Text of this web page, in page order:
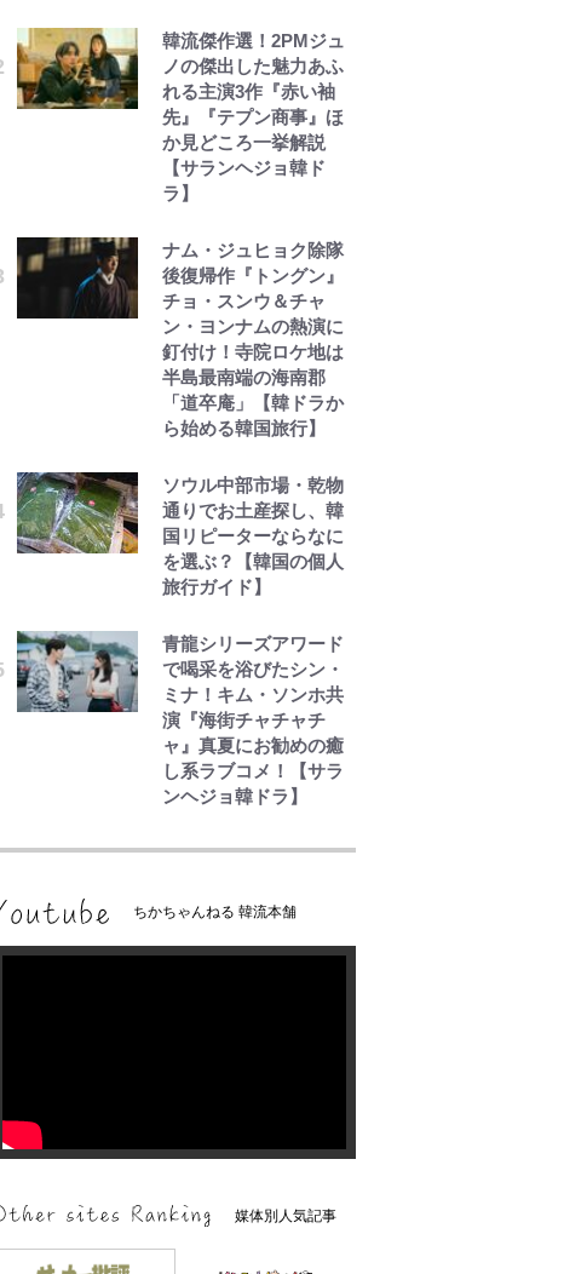
韓流傑作選！2PMジュ
ノの傑出した魅力あふ
れる主演3作『赤い袖
先』『テプン商事』ほ
か見どころ一挙解説
【サランヘジョ韓ド
ラ】
ナム・ジュヒョク除隊
後復帰作『トングン』
チョ・スンウ＆チャ
ン・ヨンナムの熱演に
釘付け！寺院ロケ地は
半島最南端の海南郡
「道卒庵」【韓ドラか
ら始める韓国旅行】
ソウル中部市場・乾物
通りでお土産探し、韓
国リピーターならなに
を選ぶ？【韓国の個人
旅行ガイド】
青龍シリーズアワード
で喝采を浴びたシン・
ミナ！キム・ソンホ共
演『海街チャチャチ
ャ』真夏にお勧めの癒
し系ラブコメ！【サラ
ンヘジョ韓ドラ】
ちかちゃんねる 韓流本舗
媒体別人気記事